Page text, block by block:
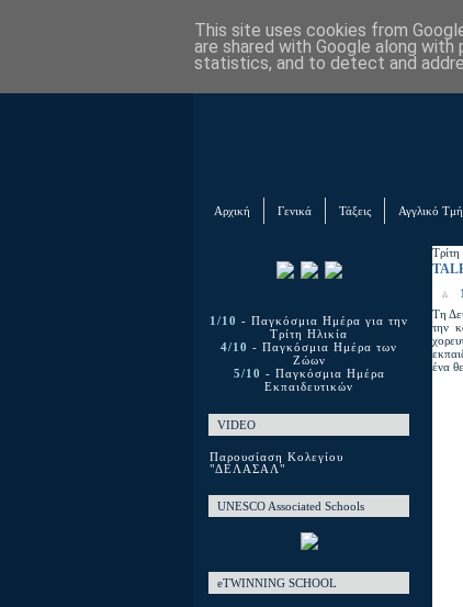
Αρχική Γενικά Τάξεις Αγγλικό
1/10 - Παγκόσμια Ημέρα για την
Τρίτη Ηλικία
4/10 - Παγκόσμια Ημέρα των
Ζώων
5/10 - Παγκόσμια Ημέρα
Εκπαιδευτικών
VIDEO
Παρουσίαση Κολεγίου
"ΔΕΛΑΣΑΛ"
UNESCO Associated Schools
eTWINNING SCHOOL
Τη
την
ένα
This site uses cookies from
are shared with Google along
statistics, and to detect and